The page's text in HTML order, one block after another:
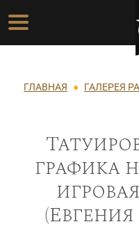
Перейти к
Основная
Строка
ГЛАВНАЯ ГАЛЕРЕЯ
графика